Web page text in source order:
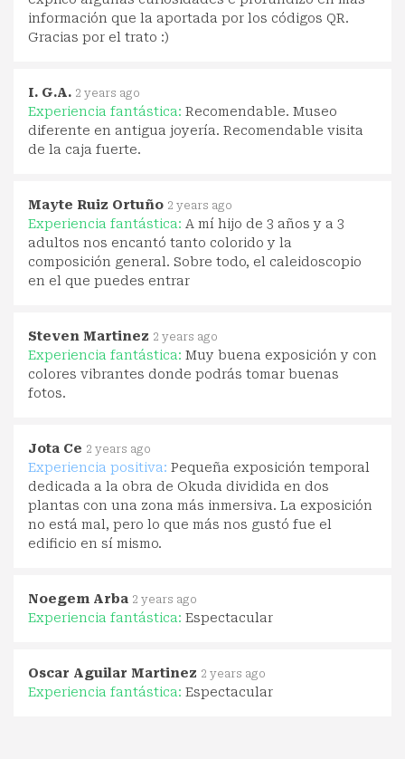
información que la aportada por los códigos QR.
Gracias por el trato :)
I. G.A. 2 years ago
Experiencia fantástica: Recomendable. Museo
diferente en antigua joyería. Recomendable visita
de la caja fuerte.
Mayte Ruiz Ortuño 2 years ago
Experiencia fantástica: A mí hijo de 3 años y a 3
adultos nos encantó tanto colorido y la
composición general. Sobre todo, el caleidoscopio
en el que puedes entrar
Steven Martinez 2 years ago
Experiencia fantástica: Muy buena exposición y con
colores vibrantes donde podrás tomar buenas
fotos.
Jota Ce 2 years ago
Experiencia positiva: Pequeña exposición temporal
dedicada a la obra de Okuda dividida en dos
plantas con una zona más inmersiva. La exposición
no está mal, pero lo que más nos gustó fue el
edificio en sí mismo.
Noegem Arba 2 years ago
Experiencia fantástica: Espectacular
Oscar Aguilar Martinez 2 years ago
Experiencia fantástica: Espectacular